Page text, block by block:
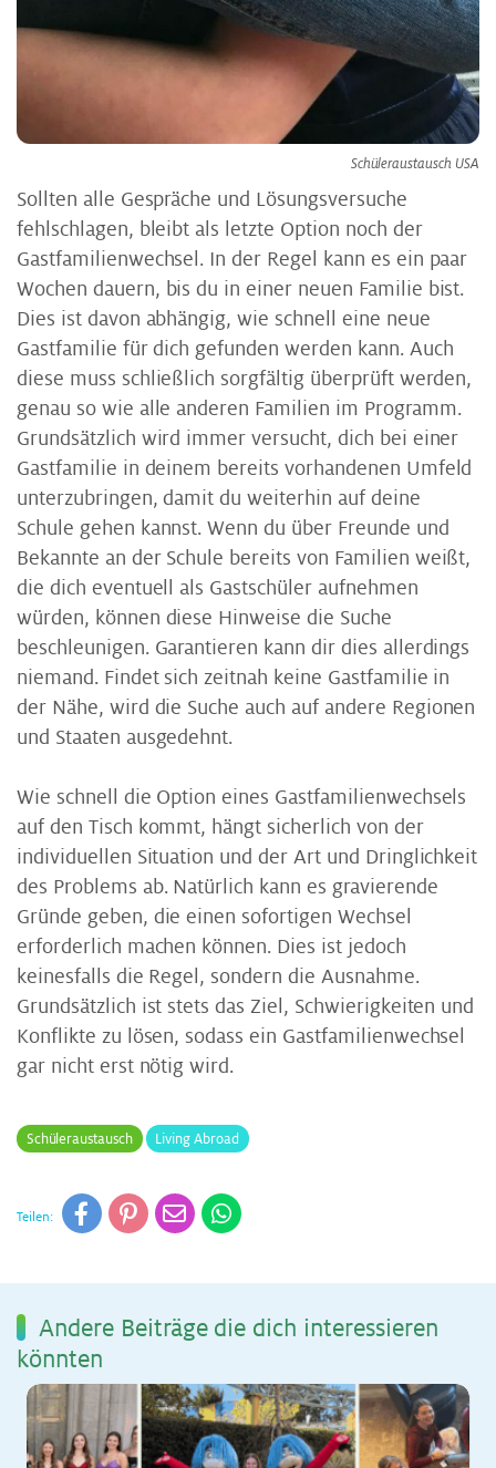
Schüleraustausch USA
Sollten alle Gespräche und Lösungsversuche
fehlschlagen, bleibt als letzte Option noch der
Gastfamilienwechsel. In der Regel kann es ein paar
Wochen dauern, bis du in einer neuen Familie bist.
Dies ist davon abhängig, wie schnell eine neue
Gastfamilie für dich gefunden werden kann. Auch
diese muss schließlich sorgfältig überprüft werden,
genau so wie alle anderen Familien im Programm.
Grundsätzlich wird immer versucht, dich bei einer
Gastfamilie in deinem bereits vorhandenen Umfeld
unterzubringen, damit du weiterhin auf deine
Schule gehen kannst. Wenn du über Freunde und
Bekannte an der Schule bereits von Familien weißt,
die dich eventuell als Gastschüler aufnehmen
würden, können diese Hinweise die Suche
beschleunigen. Garantieren kann dir dies allerdings
niemand. Findet sich zeitnah keine Gastfamilie in
der Nähe, wird die Suche auch auf andere Regionen
und Staaten ausgedehnt.
Wie schnell die Option eines Gastfamilienwechsels
auf den Tisch kommt, hängt sicherlich von der
individuellen Situation und der Art und Dringlichkeit
des Problems ab. Natürlich kann es gravierende
Gründe geben, die einen sofortigen Wechsel
erforderlich machen können. Dies ist jedoch
keinesfalls die Regel, sondern die Ausnahme.
Grundsätzlich ist stets das Ziel, Schwierigkeiten und
Konflikte zu lösen, sodass ein Gastfamilienwechsel
gar nicht erst nötig wird.
Schüleraustausch Living Abroad
Teilen:
An­de­re Bei­trä­ge die dich in­ter­es­sie­ren
könn­ten